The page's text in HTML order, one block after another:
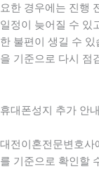
요한 경우에는 진행
일정이 늦어질 수 있
한 불편이 생길 수
을 기준으로 다시 점
휴대폰성지 추가 안
대전이혼전문변호사
를 기준으로 확인할